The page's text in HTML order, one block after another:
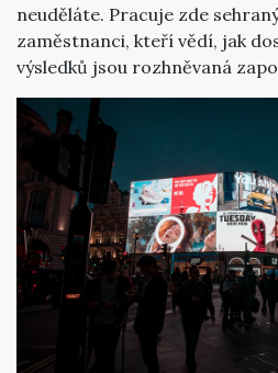
neuděláte. Pracuje zde
zaměstnanci, kteří vědí, jak
výsledků jsou rozhněvaná